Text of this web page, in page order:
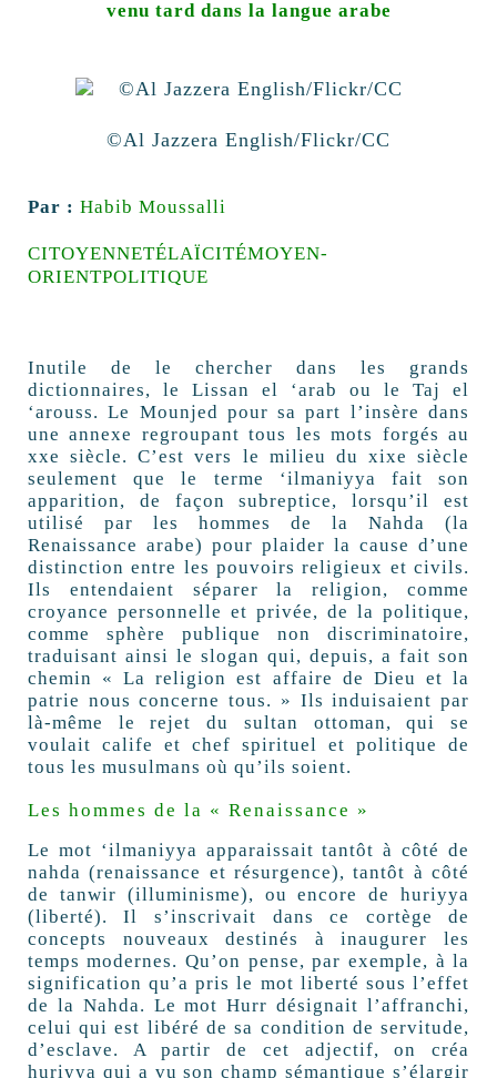
venu tard dans la langue arabe
©Al Jazzera English/Flickr/CC
Par : Habib Moussalli
CITOYENNETÉLAÏCITÉMOYEN-
ORIENTPOLITIQUE
Inutile de le chercher dans les grands
dictionnaires, le Lissan el ‘arab ou le Taj el
‘arouss. Le Mounjed pour sa part l’insère dans
une annexe regroupant tous les mots forgés au
xxe siècle. C’est vers le milieu du xixe siècle
seulement que le terme ‘ilmaniyya fait son
apparition, de façon subreptice, lorsqu’il est
utilisé par les hommes de la Nahda (la
Renaissance arabe) pour plaider la cause d’une
distinction entre les pouvoirs religieux et civils.
Ils entendaient séparer la religion, comme
croyance personnelle et privée, de la politique,
comme sphère publique non discriminatoire,
traduisant ainsi le slogan qui, depuis, a fait son
chemin « La religion est affaire de Dieu et la
patrie nous concerne tous. » Ils induisaient par
là-même le rejet du sultan ottoman, qui se
voulait calife et chef spirituel et politique de
tous les musulmans où qu’ils soient.
Les hommes de la « Renaissance »
Le mot ‘ilmaniyya apparaissait tantôt à côté de
nahda (renaissance et résurgence), tantôt à côté
de tanwir (illuminisme), ou encore de huriyya
(liberté). Il s’inscrivait dans ce cortège de
concepts nouveaux destinés à inaugurer les
temps modernes. Qu’on pense, par exemple, à la
signification qu’a pris le mot liberté sous l’effet
de la Nahda. Le mot Hurr désignait l’affranchi,
celui qui est libéré de sa condition de servitude,
d’esclave. A partir de cet adjectif, on créa
huriyya qui a vu son champ sémantique s’élargir